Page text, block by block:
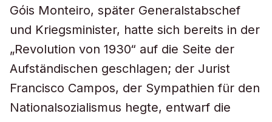
Góis Monteiro, später Generalstabschef
und Kriegsminister, hatte sich bereits in der
„Revolution von 1930“ auf die Seite der
Aufständischen geschlagen; der Jurist
Francisco Campos, der Sympathien für den
Nationalsozialismus hegte, entwarf die